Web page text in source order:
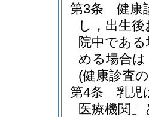
第3条
健康
し，出生
院中であ
める場合
(健康診査
第4条
乳児
医療機関